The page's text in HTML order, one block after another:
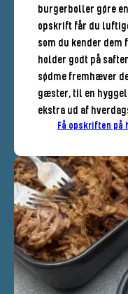
burgerboller gøre
opskrift får du
som du kender
holder godt på
sødme fremhæver
gæster, til en
ekstra ud af
Få opskriften på